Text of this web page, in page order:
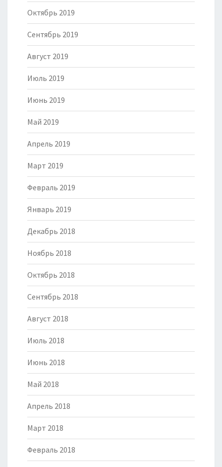
Октябрь 2019
Сентябрь 2019
Август 2019
Июль 2019
Июнь 2019
Май 2019
Апрель 2019
Март 2019
Февраль 2019
Январь 2019
Декабрь 2018
Ноябрь 2018
Октябрь 2018
Сентябрь 2018
Август 2018
Июль 2018
Июнь 2018
Май 2018
Апрель 2018
Март 2018
Февраль 2018